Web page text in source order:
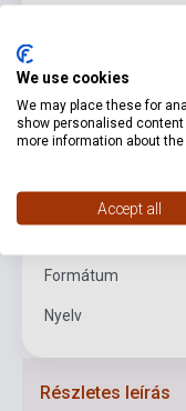
Szerző
Oldalszám
Kiadó
Formátum
Nyelv
Részletes leírás
We use cookies
We may place these for
show personalised
more information about
Accept all